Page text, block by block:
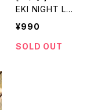
EKI NIGHT LET
TER_レターセッ
¥990
SOLD OUT